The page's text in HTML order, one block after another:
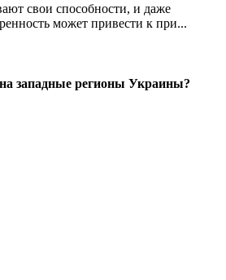
свои способности, и даже
может привести к при...
западные регионы Украины?